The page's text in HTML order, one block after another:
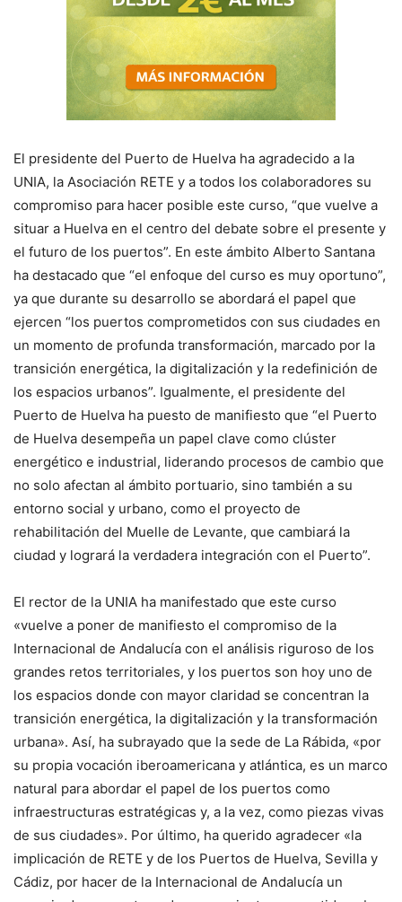
El presidente del Puerto de Huelva ha agradecido a la
UNIA, la Asociación RETE y a todos los colaboradores su
compromiso para hacer posible este curso, “que vuelve a
situar a Huelva en el centro del debate sobre el presente y
el futuro de los puertos”. En este ámbito Alberto Santana
ha destacado que “el enfoque del curso es muy oportuno”,
ya que durante su desarrollo se abordará el papel que
ejercen “los puertos comprometidos con sus ciudades en
un momento de profunda transformación, marcado por la
transición energética, la digitalización y la redefinición de
los espacios urbanos”. Igualmente, el presidente del
Puerto de Huelva ha puesto de manifiesto que “el Puerto
de Huelva desempeña un papel clave como clúster
energético e industrial, liderando procesos de cambio que
no solo afectan al ámbito portuario, sino también a su
entorno social y urbano, como el proyecto de
rehabilitación del Muelle de Levante, que cambiará la
ciudad y logrará la verdadera integración con el Puerto”.
El rector de la UNIA ha manifestado que este curso
«vuelve a poner de manifiesto el compromiso de la
Internacional de Andalucía con el análisis riguroso de los
grandes retos territoriales, y los puertos son hoy uno de
los espacios donde con mayor claridad se concentran la
transición energética, la digitalización y la transformación
urbana». Así, ha subrayado que la sede de La Rábida, «por
su propia vocación iberoamericana y atlántica, es un marco
natural para abordar el papel de los puertos como
infraestructuras estratégicas y, a la vez, como piezas vivas
de sus ciudades». Por último, ha querido agradecer «la
implicación de RETE y de los Puertos de Huelva, Sevilla y
Cádiz, por hacer de la Internacional de Andalucía un